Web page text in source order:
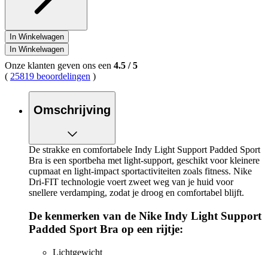
paginalink.
In Winkelwagen
In Winkelwagen
Onze klanten geven ons een 4.5 /5
( 25819 beoordelingen )
Omschrijving
De strakke en comfortabele Indy Light Support Padded Sport
Bra is een sportbeha met light-support, geschikt voor kleinere
cupmaat en light-impact sportactiviteiten zoals fitness. Nike
Dri-FIT technologie voert zweet weg van je huid voor
snellere verdamping, zodat je droog en comfortabel blijft.
De kenmerken van de Nike Indy Light Support
Padded Sport Bra op een rijtje:
Lichtgewicht